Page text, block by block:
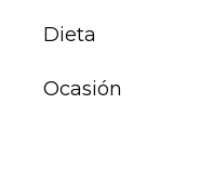
Dieta
Ocasión